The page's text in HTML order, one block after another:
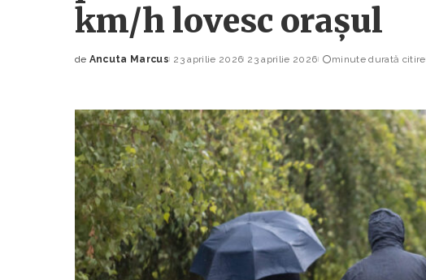
km/h lovesc orașul
de Ancuta Marcus 23 aprilie 2026 23 aprilie 2026 minute durată citire